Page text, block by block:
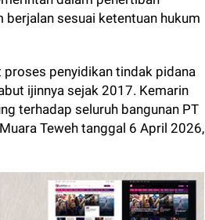
sesuai ketentuan hukum
penyidikan tindak pidana
ijinnya sejak 2017. Kemarin
terhadap seluruh bangunan PT
Teweh tanggal 6 April 2026,